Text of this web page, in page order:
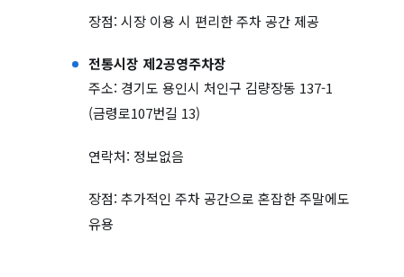
장점: 시장 이용 시 편리한 주차 공간 제공
전통시장 제2공영주차장
주소: 경기도 용인시 처인구 김량장동 137-1
(금령로107번길 13)
연락처: 정보없음
장점: 추가적인 주차 공간으로 혼잡한 주말에도
유용